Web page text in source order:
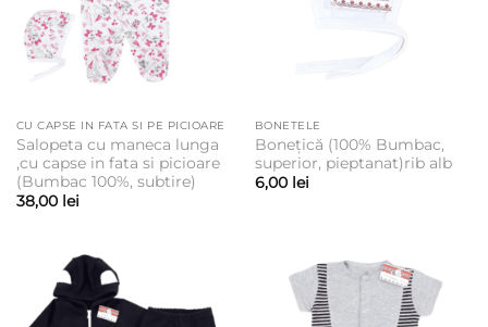
CU CAPSE IN FATA SI PE PICIOARE
Salopeta cu maneca lunga
,cu capse in fata si picioare
(Bumbac 100%, subtire)
38,00 lei
BONETELE
Bonețică (100% Bumbac,
superior, pieptanat)rib alb
6,00 lei